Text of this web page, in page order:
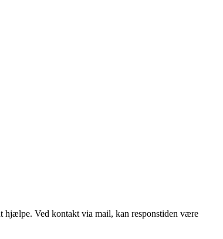
hjælpe. Ved kontakt via mail, kan responstiden være